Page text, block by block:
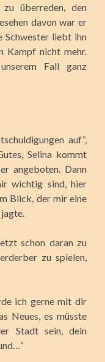
überreden, den
davon war er
Schwester liebt ihn
Kampf nicht mehr.
Fall ganz
auf“,
Selina kommt
angeboten. Dann
wichtig sind, hier
Blick, der mir eine
schon daran zu
zu spielen,
ich gerne mit dir
Neues, es müsste
Stadt sein, dein